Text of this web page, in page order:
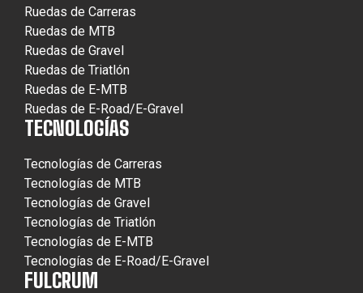
Ruedas de Carreras
Ruedas de MTB
Ruedas de Gravel
Ruedas de Triatlón
Ruedas de E-MTB
Ruedas de E-Road/E-Gravel
TECNOLOGÍAS
Tecnologías de Carreras
Tecnologías de MTB
Tecnologías de Gravel
Tecnologías de Triatlón
Tecnologías de E-MTB
Tecnologías de E-Road/E-Gravel
FULCRUM